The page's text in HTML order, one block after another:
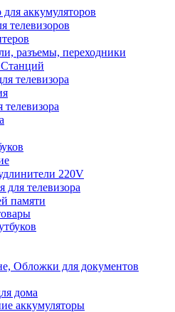
для аккумуляторов
телевизоров
разъемы, переходники
телевизора
220V
телевизора
памяти
Обложки для документов
дома
аккумуляторы